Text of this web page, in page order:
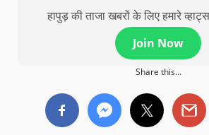
हापुड़ की ताजा खबरों के लिए हमारे
Join Now
Share this...